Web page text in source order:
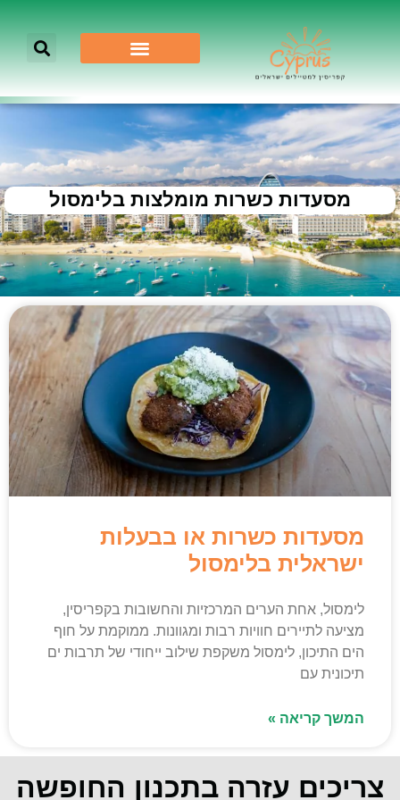
מסעדות כשרות מומלצות בלימסול
מסעדות כשרות או בבעלות
ישראלית בלימסול
לימסול, אחת הערים המרכזיות והחשובות בקפריסין,
מציעה לתיירים חוויות רבות ומגוונות. ממוקמת על חוף
הים התיכון, לימסול משקפת שילוב ייחודי של תרבות ים
תיכונית עם
המשך קריאה »
צריכים עזרה בתכנון החופשה